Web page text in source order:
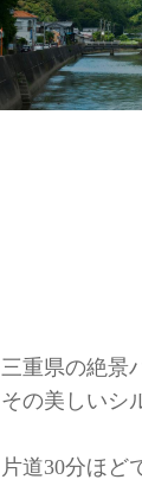
三重県の絶景
その美しいシ
片道30分ほど